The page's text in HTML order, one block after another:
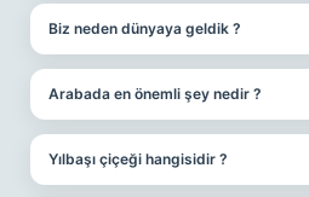
Biz neden dünyaya geldik ?
Arabada en önemli şey nedir ?
Yılbaşı çiçeği hangisidir ?